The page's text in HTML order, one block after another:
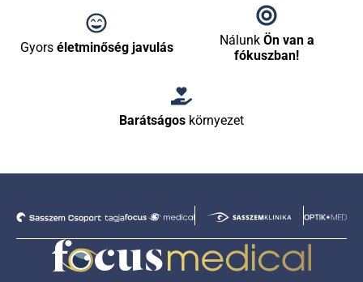
Gyors életminőség javulás Nálunk Ön van a
fókuszban!
Barátságos környezet